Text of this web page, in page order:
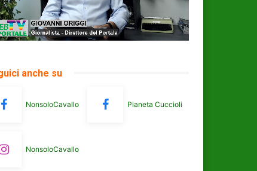
anche su
NonsoloCavallo Pianeta Cuccioli
NonsoloCavallo